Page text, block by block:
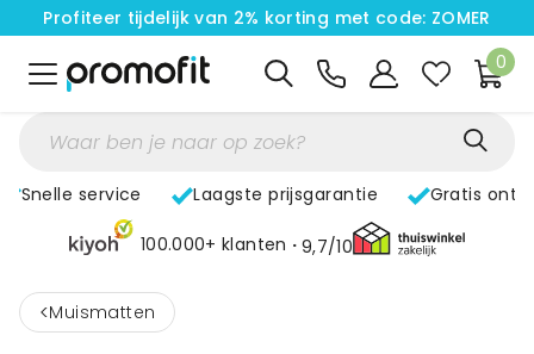
Profiteer tijdelijk van 2% korting met code: ZOMER
0
Snelle service Laagste prijsgarantie Gratis
100.000+ klanten 9,7/10
< Muismatten